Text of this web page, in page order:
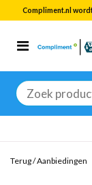
Compliment.nl
Zoeken
naar:
Terug/Aanbiedingen